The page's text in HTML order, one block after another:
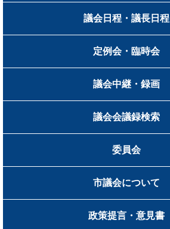
議会日程・議長日程
定例会・臨時会
議会中継・録画
議会会議録検索
委員会
市議会について
政策提言・意見書